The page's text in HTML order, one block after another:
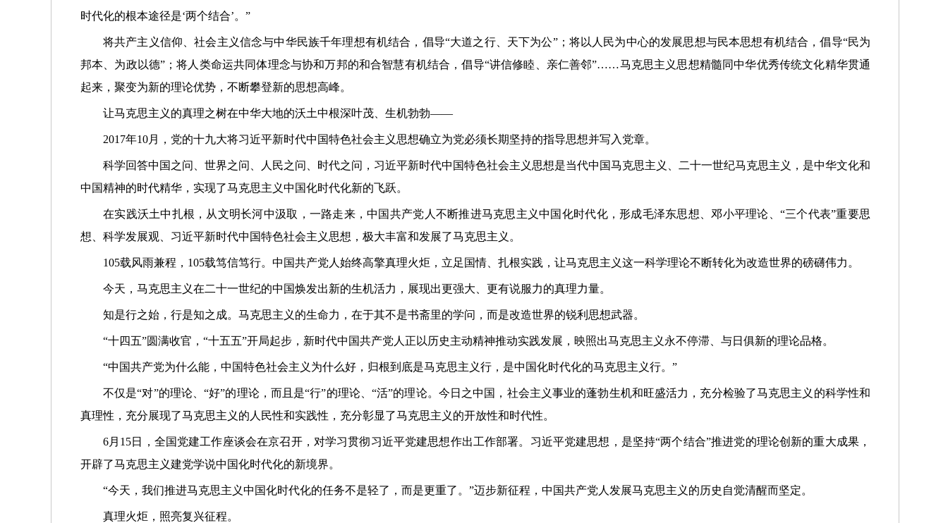
时代化的根本途径是‘两个结合’。”
将共产主义信仰、社会主义信念与中华民族千年理想有机结合，倡导“大道之行、天下为公”；将以人民为中心的发展思想与民本思想有机结合，倡导“民为
邦本、为政以德”；将人类命运共同体理念与协和万邦的和合智慧有机结合，倡导“讲信修睦、亲仁善邻”……马克思主义思想精髓同中华优秀传统文化精华贯通
起来，聚变为新的理论优势，不断攀登新的思想高峰。
让马克思主义的真理之树在中华大地的沃土中根深叶茂、生机勃勃——
2017年10月，党的十九大将习近平新时代中国特色社会主义思想确立为党必须长期坚持的指导思想并写入党章。
科学回答中国之问、世界之问、人民之问、时代之问，习近平新时代中国特色社会主义思想是当代中国马克思主义、二十一世纪马克思主义，是中华文化和
中国精神的时代精华，实现了马克思主义中国化时代化新的飞跃。
在实践沃土中扎根，从文明长河中汲取，一路走来，中国共产党人不断推进马克思主义中国化时代化，形成毛泽东思想、邓小平理论、“三个代表”重要思
想、科学发展观、习近平新时代中国特色社会主义思想，极大丰富和发展了马克思主义。
105载风雨兼程，105载笃信笃行。中国共产党人始终高擎真理火炬，立足国情、扎根实践，让马克思主义这一科学理论不断转化为改造世界的磅礴伟力。
今天，马克思主义在二十一世纪的中国焕发出新的生机活力，展现出更强大、更有说服力的真理力量。
知是行之始，行是知之成。马克思主义的生命力，在于其不是书斋里的学问，而是改造世界的锐利思想武器。
“十四五”圆满收官，“十五五”开局起步，新时代中国共产党人正以历史主动精神推动实践发展，映照出马克思主义永不停滞、与日俱新的理论品格。
“中国共产党为什么能，中国特色社会主义为什么好，归根到底是马克思主义行，是中国化时代化的马克思主义行。”
不仅是“对”的理论、“好”的理论，而且是“行”的理论、“活”的理论。今日之中国，社会主义事业的蓬勃生机和旺盛活力，充分检验了马克思主义的科学性和
真理性，充分展现了马克思主义的人民性和实践性，充分彰显了马克思主义的开放性和时代性。
6月15日，全国党建工作座谈会在京召开，对学习贯彻习近平党建思想作出工作部署。习近平党建思想，是坚持“两个结合”推进党的理论创新的重大成果，
开辟了马克思主义建党学说中国化时代化的新境界。
“今天，我们推进马克思主义中国化时代化的任务不是轻了，而是更重了。”迈步新征程，中国共产党人发展马克思主义的历史自觉清醒而坚定。
真理火炬，照亮复兴征程。